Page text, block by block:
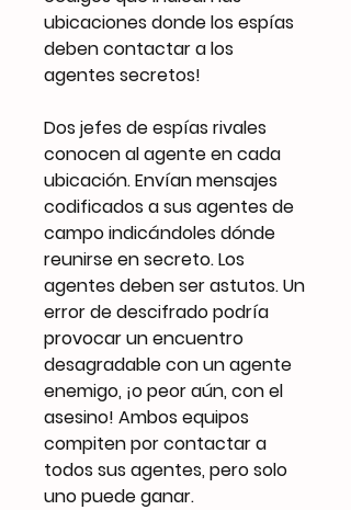
ubicaciones donde los espías
deben contactar a los
agentes secretos!
Dos jefes de espías rivales
conocen al agente en cada
ubicación. Envían mensajes
codificados a sus agentes de
campo indicándoles dónde
reunirse en secreto. Los
agentes deben ser astutos. Un
error de descifrado podría
provocar un encuentro
desagradable con un agente
enemigo, ¡o peor aún, con el
asesino! Ambos equipos
compiten por contactar a
todos sus agentes, pero solo
uno puede ganar.